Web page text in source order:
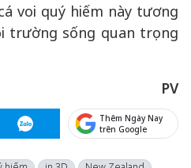
voi quý hiếm này tương
trường sống quan trọng
PV
Thêm Ngày Nay
trên Google